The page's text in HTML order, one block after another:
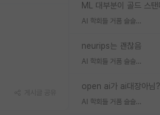
AI 학회들 거품 슬슬 지적이 나오네요
neurips는 괜찮음
AI 학회들 거품 슬슬 지적이 나오네요
AI 학회들 거품 슬슬 지적이 나오네요